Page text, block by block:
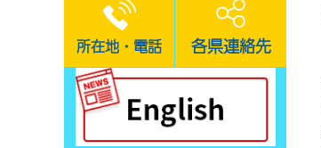
所在地・電話 各県連絡先